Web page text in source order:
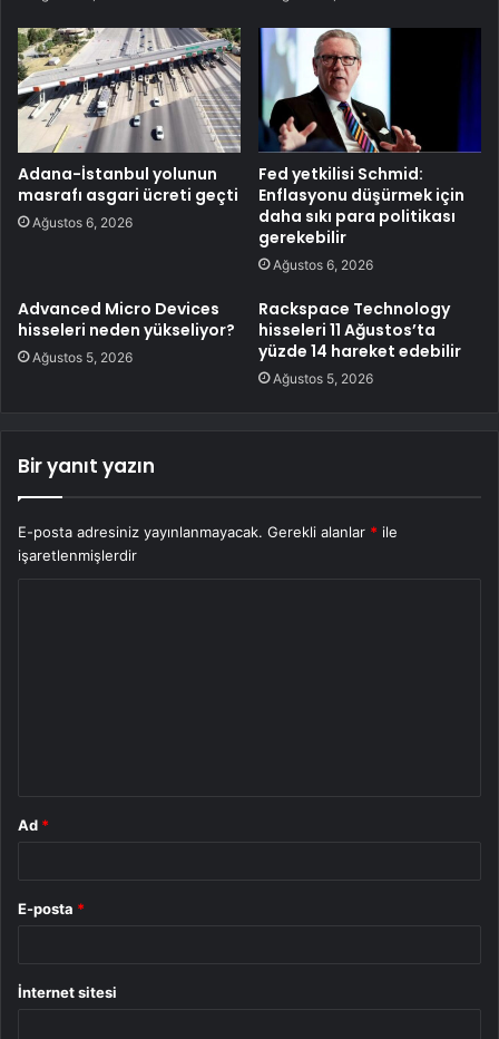
Adana-İstanbul yolunun
masrafı asgari ücreti geçti
Ağustos 6, 2026
Fed yetkilisi Schmid:
Enflasyonu düşürmek için
daha sıkı para politikası
gerekebilir
Ağustos 6, 2026
Advanced Micro Devices
hisseleri neden yükseliyor?
Ağustos 5, 2026
Rackspace Technology
hisseleri 11 Ağustos’ta
yüzde 14 hareket edebilir
Ağustos 5, 2026
Bir yanıt yazın
E-posta adresiniz yayınlanmayacak. Gerekli alanlar * ile
işaretlenmişlerdir
Ad *
E-posta *
İnternet sitesi